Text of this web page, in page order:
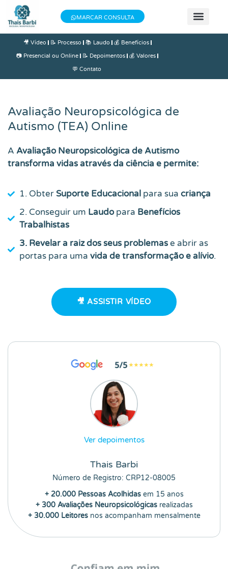
MARCAR CONSULTA
🎥 Vídeo 📝 Processo 📚 Laudo
💰 Benefícios
📷 Presencial ou Online
📝 Depoimentos
💰 Valores
💬 Contato
Avaliação Neuropsicológica de
Autismo (TEA) Online
A Avaliação Neuropsicológica de Autismo
transforma vidas através da ciência e permite:
1. Obter Suporte Educacionalpara sua criança
2. Conseguir um Laudopara Benefícios
Trabalhistas
3. Revelar a raiz dos seus problemase abrir as
portas para uma vida de transformação e alívio.
🎥 ASSISTIR VÍDEO
Ver depoimentos
Thais Barbi
Número de Registro: CRP12-08005
+ 20.000 Pessoas Acolhidas em 15 anos
+ 300 Avaliações Neuropsicológicasrealizadas
+ 30.000 Leitoresnos acompanham mensalmente